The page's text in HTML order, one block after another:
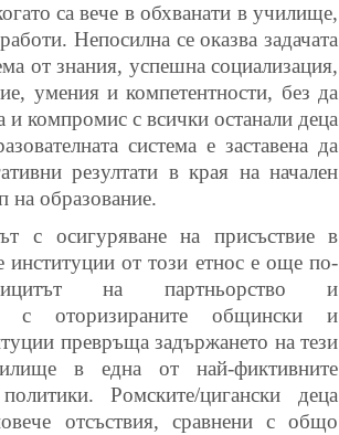
са вече в обхванати в училище,
Непосилна се оказва задачата
от знания, успешна социализация,
умения и компетентности, без да
и компромис с всички останали деца
система е заставена да
резултати в края на начален
на образование.
с осигуряване на присъствие в
институции от този етнос е още по-
на партньорство и
с оторизираните общински и
превръща задържането на тези
в една от най-фиктивните
Ромските/цигански деца
отсъствия, сравнени с общо